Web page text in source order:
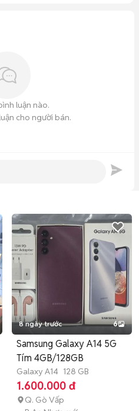
luận nào.
cho người bán.
8 ngày trước 6
Samsung Galaxy A14 5G
Tím 4GB/128GB
Galaxy A14 128 GB
1.600.000 đ
Q. Gò Vấp